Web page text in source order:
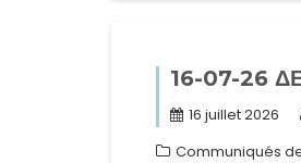
16-07-26
16 juillet 2026
Communiqués